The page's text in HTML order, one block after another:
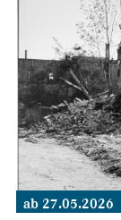
ab 27.05.2026